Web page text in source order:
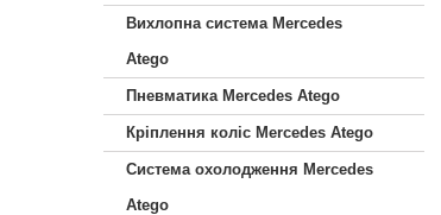
Вихлопна система Mercedes
Atego
Пневматика Mercedes Atego
Кріплення коліс Mercedes Atego
Система охолодження Mercedes
Atego